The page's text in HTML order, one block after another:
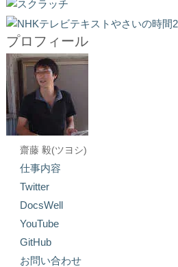
プロフィール
齋藤 毅(ツヨシ)
仕事内容
Twitter
DocsWell
YouTube
GitHub
お問い合わせ